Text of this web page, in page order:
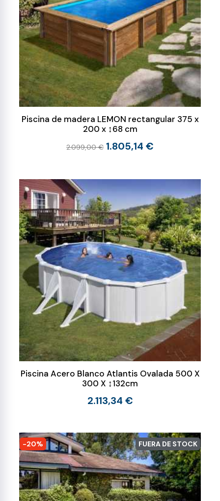
Piscina de madera LEMON rectangular 375 x
200 x ↕68 cm
2.099,00 € 1.805,14 €
Piscina Acero Blanco Atlantis Ovalada 500 X
300 X ↕132cm
2.113,34 €
-20% FUERA DE STOCK